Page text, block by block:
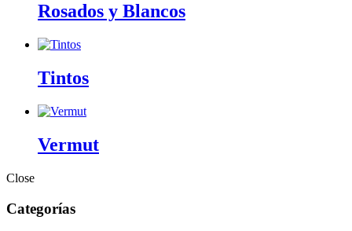
Rosados y Blancos
Tintos
Vermut
Close
Categorías